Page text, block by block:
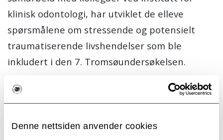
Denne nettsiden anvender cookies
klinisk odontologi, har utviklet de elleve
spørsmålene om stressende og potensielt
traumatiserende livshendelser som ble
inkludert i den 7. Tromsøundersøkelsen.
I tillegg samarbeider forskningsgruppen for
klinisk psykologi med kollegaer fra flere andre
fakultet ved UiT, inkludert Institutt for klinisk